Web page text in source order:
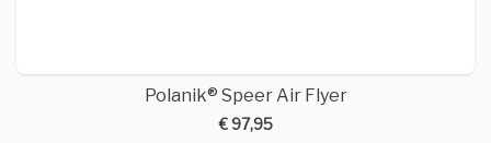
Polanik® Speer Air Flyer
€ 97,95